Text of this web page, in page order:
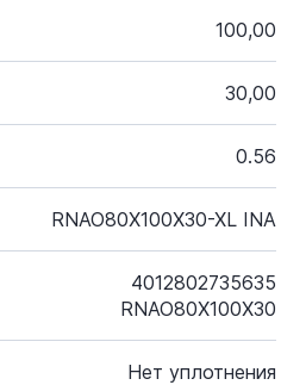
100,00
30,00
0.56
RNAO80X100X30-XL INA
4012802735635
RNAO80X100X30
Нет уплотнения